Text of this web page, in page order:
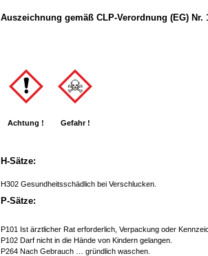
Auszeichnung gemäß CLP-Verordnung (EG) Nr.
Achtung ! Gefahr !
H-Sätze:
H302 Gesundheitsschädlich bei Verschlucken.
P-Sätze:
P101 Ist ärztlicher Rat erforderlich, Verpackung oder
P102 Darf nicht in die Hände von Kindern gelangen.
P264 Nach Gebrauch … gründlich waschen.